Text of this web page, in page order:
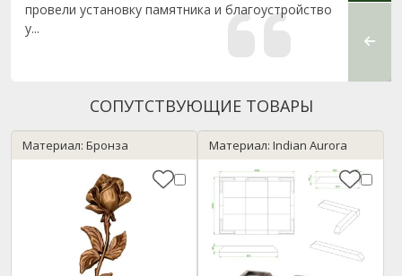
провели установку памятника и благоустройство
у...
СОПУТСТВУЮЩИЕ ТОВАРЫ
Материал: Бронза Материал: Indian Aurora